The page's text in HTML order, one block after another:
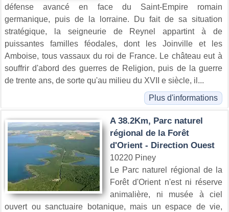
défense avancé en face du Saint-Empire romain
germanique, puis de la lorraine. Du fait de sa situation
stratégique, la seigneurie de Reynel appartint à de
puissantes familles féodales, dont les Joinville et les
Amboise, tous vassaux du roi de France. Le château eut à
souffrir d'abord des guerres de Religion, puis de la guerre
de trente ans, de sorte qu'au milieu du XVII e siècle, il...
Plus d'informations
A 38.2Km, Parc naturel
régional de la Forêt
d'Orient - Direction Ouest
10220 Piney
Le Parc naturel régional de la
Forêt d'Orient n'est ni réserve
animalière, ni musée à ciel
ouvert ou sanctuaire botanique, mais un espace de vie,